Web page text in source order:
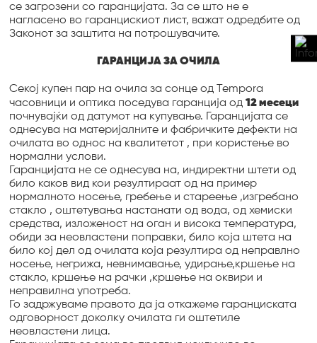
се загрозени со гаранцијата. За се што не е
нагласено во гаранцискиот лист, важат одредбите од
Законот за заштита на потрошувачите.
ГАРАНЦИЈА ЗА ОЧИЛА
Секој купен пар на очила за сонце од Tempora
часовници и оптика поседува гаранција од12 месеци
почнувајќи од датумот на купување. Гаранцијата се
однесува на материјалните и фабричките дефекти на
очилата во однос на квалитетот , при користење во
нормални услови.
Гаранцијата не се однесува на, индиректни штети од
било каков вид кои резултираат од на пример
нормалното носење, гребење и стареење ,изгребано
стакло , оштетувања настанати од вода, од хемиски
средства, изложеност на оган и висока температура,
обиди за неовластени поправки, било која штета на
било кој дел од очилата која резултира од неправлно
носење, негрижа, невнимавање, удирање,кршење на
стакло, кршење на рачки ,кршење на оквири и
неправилна употреба.
Го задржуваме правото да ја откажеме гаранциската
одговорност доколку очилата ги оштетиле
неовластени лица.